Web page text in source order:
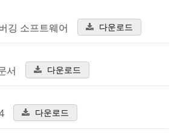
깅 소프트웨어 다운로드
서 다운로드
다운로드